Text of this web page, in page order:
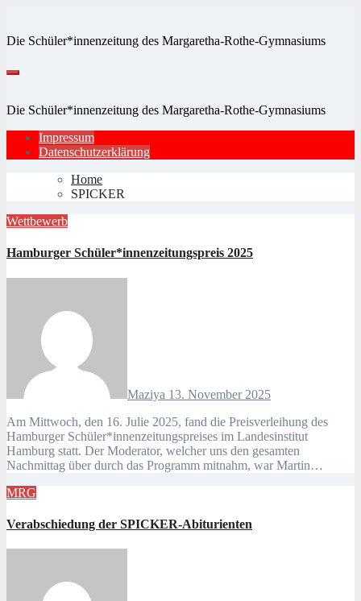
springen
Die Schüler*innenzeitung des Margaretha-Rothe-Gymnasiums
Die Schüler*innenzeitung des Margaretha-Rothe-Gymnasiums
Impressum
Datenschutzerklärung
Home
SPICKER
Wettbewerb
Hamburger Schüler*innenzeitungspreis 2025
Maziya 13. November 2025
Am Mittwoch, den 16. Julie 2025, fand die Preisverleihung des
Hamburger Schüler*innenzeitungspreises im Landesinstitut
Hamburg statt. Der Moderator, welcher uns den gesamten
Nachmittag über durch das Programm mitnahm, war Martin…
MRG
Verabschiedung der SPICKER-Abiturienten